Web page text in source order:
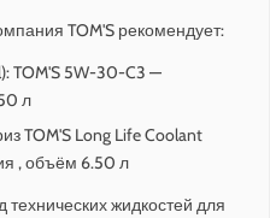
TOM'S рекомендует:
TOM'S 5W-30-C3 —
л
TOM'S Long Life Coolant
, объём 6.50 л
жидкостей для